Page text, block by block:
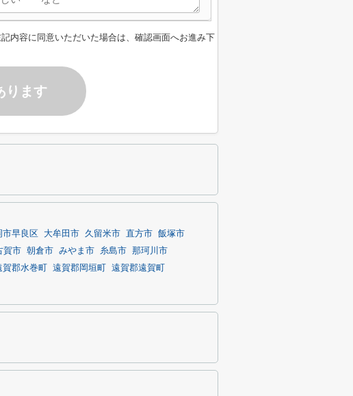
内容に同意いただいた場合は、確認画面へお進み下
ります
市早良区 大牟田市 久留米市 直方市 飯塚市
賀市 朝倉市 みやま市 糸島市 那珂川市
賀郡水巻町 遠賀郡岡垣町
遠賀郡遠賀町